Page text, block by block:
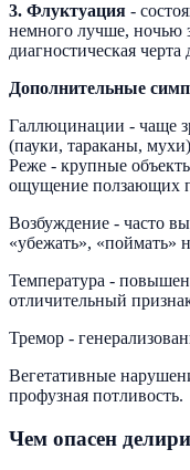
3. Флуктуация -
немного лучше, ночью
диагностическая черта
Дополнительные
Галлюцинации - чаще
(пауки, тараканы,
Реже - крупные
ощущение ползающих
Возбуждение - часто
«убежать», «поймать»
Температура -
отличительный
Тремор -
Вегетативные
профузная потливость.
Чем опасен